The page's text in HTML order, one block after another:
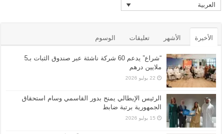
العربية
الأخيرة الأشهر تعليقات الوسوم
“شراع” يدعم 60 شركة ناشئة عبر صندوق الثبات بـ5
ملايين درهم
22 يوليو 2026
الرئيس الإيطالي يمنح بدور القاسمي وسام استحقاق
الجمهورية برتبة ضابط
15 يوليو 2026